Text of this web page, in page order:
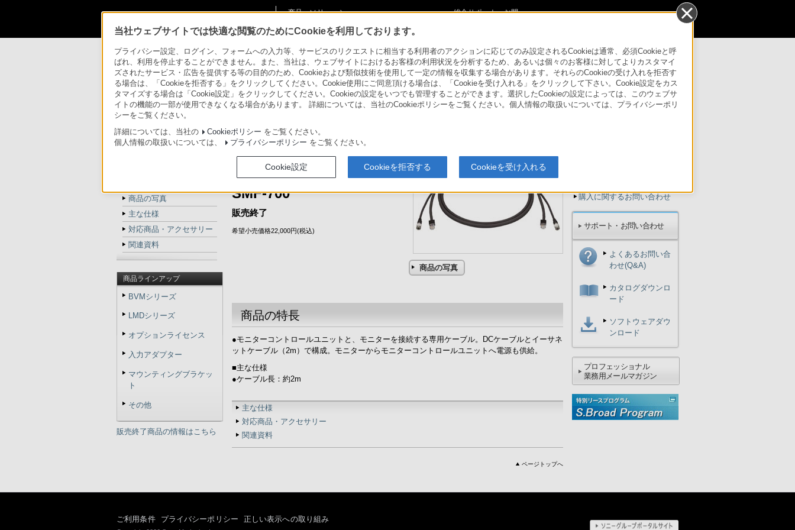
商品・ソリューショ
総合サポート・お問
法人のお客様 プロフェッショナルモニター SMF-700
プロフェッショナルモニター サポート・お問い合わせ
トップ 商品一覧 関連商品 事例紹介
アプリケーショ
機器アップデー
サービス対応メ
SMF-700
商品の写真
主な仕様
対応商品・アクセサリー
関連資料
商品ラインアップ
BVMシリーズ
LMDシリーズ
オプションライセンス
入力アダプター
マウンティングブラケッ
ト
その他
販売終了商品の情報はこちら
モニターコントロールユニットとモニター
を接続する専用ケーブル
モニターインターフェースケーブル
SMF-700
販売終了
希望小売価格22,000円(税込)
商品の写真
商品の特長
●モニターコントロールユニットと、モニターを接続する専用ケーブル。DCケーブルとイーサネ
ットケーブル（2m）で構成。モニターからモニターコントロールユニットへ電源も供給。
■主な仕様
●ケーブル長：約2m
主な仕様
対応商品・アクセサリー
関連資料
ページトップへ
購入に関するお問い合わせ
サポート・お問い合わせ
よくあるお問い合
わせ(Q&A)
カタログダウンロ
ード
ソフトウェアダウ
ンロード
プロフェッショナル
業務用メールマガジン
ご利用条件 プライバシーポリシー 正しい表示への取り組み
当社ウェブサイトでは快適な閲覧のためにCookieを利用しております。
プライバシー設定、ログイン、フォームへの入力等、サービスのリクエストに相当する利用者のアクションに応じてのみ設定されるCookieは通常、必須Cookieと呼
ばれ、利用を停止することができません。また、当社は、ウェブサイトにおけるお客様の利用状況を分析するため、あるいは個々のお客様に対してよりカスタマイ
ズされたサービス・広告を提供する等の目的のため、Cookieおよび類似技術を使用して一定の情報を収集する場合があります。それらのCookieの受け入れを拒否す
る場合は、「Cookieを拒否する」をクリックしてください。Cookie使用にご同意頂ける場合は、「Cookieを受け入れる」をクリックして下さい。Cookie設定をカス
タマイズする場合は「Cookie設定」をクリックしてください。Cookieの設定をいつでも管理することができます。選択したCookieの設定によっては、このウェブサ
イトの機能の一部が使用できなくなる場合があります。 詳細については、当社のCookieポリシーをご覧ください。個人情報の取扱いについては、プライバシーポリ
シーをご覧ください。
詳細については、当社の Cookieポリシー をご覧ください。
個人情報の取扱いについては、
プライバシーポリシー をご覧ください。
Cookie設定 Cookieを拒否する Cookieを受け入れる